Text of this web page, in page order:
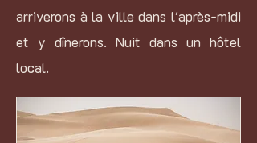
arriverons à la ville dans l'après-midi
et y dînerons. Nuit dans un hôtel
local.